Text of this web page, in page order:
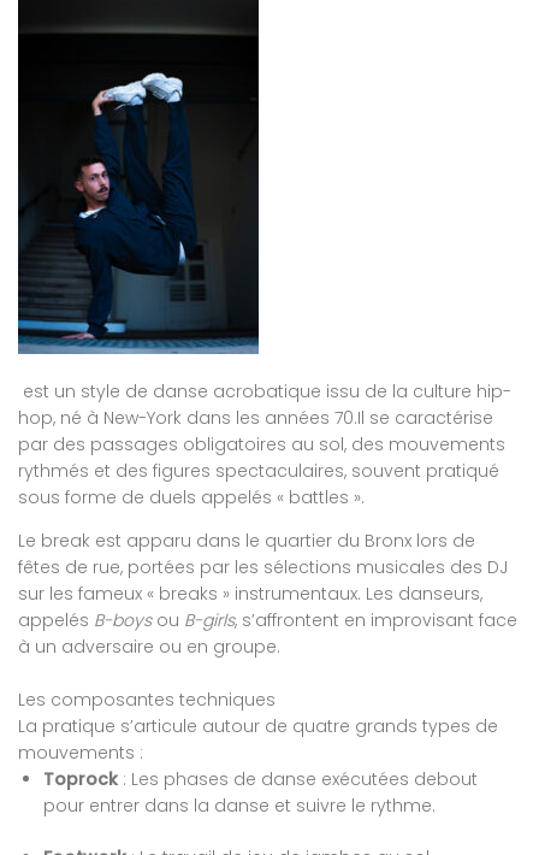
est un style de danse acrobatique issu de la culture hip-
hop, né à New-York dans les années 70.Il se caractérise
par des passages obligatoires au sol, des mouvements
rythmés et des figures spectaculaires, souvent pratiqué
sous forme de duels appelés « battles ».
Le break est apparu dans le quartier du Bronx lors de
fêtes de rue, portées par les sélections musicales des DJ
sur les fameux « breaks » instrumentaux. Les danseurs,
appelés B-boysou B-girls, s’affrontent en improvisant face
à un adversaire ou en groupe.
Les composantes techniques
La pratique s’articule autour de quatre grands types de
mouvements :
Toprock : Les phases de danse exécutées debout
pour entrer dans la danse et suivre le rythme.